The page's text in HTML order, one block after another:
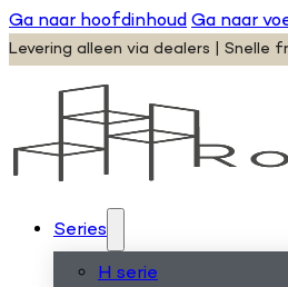
Ga naar hoofdinhoudGa naar
Levering alleen via dealers | Snelle
Series
H serie